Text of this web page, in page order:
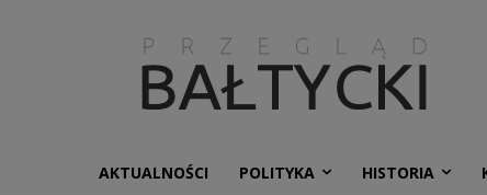
AKTUALNOŚCI POLITYKA HISTORIA